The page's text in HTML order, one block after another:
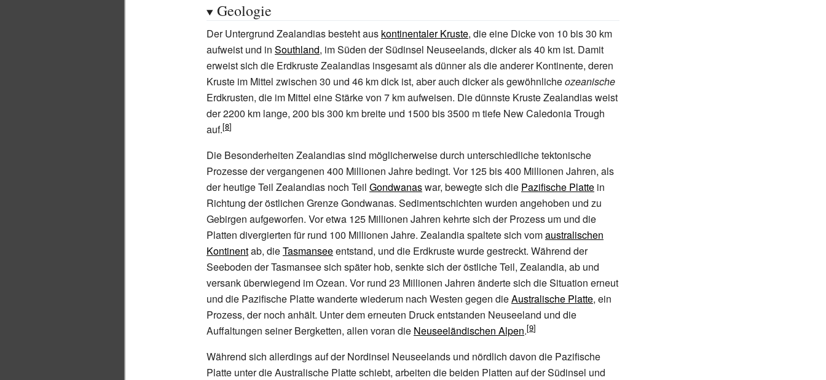
Geologie
Der Untergrund Zealandias besteht aus kontinentaler Kruste, die eine Dicke von 10 bis 30 km
aufweist und in Southland, im Süden der Südinsel Neuseelands, dicker als 40 km ist. Damit
erweist sich die Erdkruste Zealandias insgesamt als dünner als die anderer Kontinente, deren
Kruste im Mittel zwischen 30 und 46 km dick ist, aber auch dicker als gewöhnlicheozeanische
Erdkrusten, die im Mittel eine Stärke von 7 km aufweisen. Die dünnste Kruste Zealandias weist
der 2200 km lange, 200 bis 300 km breite und 1500 bis 3500 m tiefe New Caledonia Trough
auf.
Die Besonderheiten Zealandias sind möglicherweise durch unterschiedliche tektonische
Prozesse der vergangenen 400 Millionen Jahre bedingt. Vor 125 bis 400 Millionen Jahren, als
der heutige Teil Zealandias noch Teil Gondwanaswar, bewegte sich die Pazifische Platte in
Richtung der östlichen Grenze Gondwanas. Sedimentschichten wurden angehoben und zu
Gebirgen aufgeworfen. Vor etwa 125 Millionen Jahren kehrte sich der Prozess um und die
Platten divergierten für rund 100 Millionen Jahre. Zealandia spaltete sich vomaustralischen
Kontinentab, dieTasmanseeentstand, und die Erdkruste wurde gestreckt. Während der
Seeboden der Tasmansee sich später hob, senkte sich der östliche Teil, Zealandia, ab und
versank überwiegend im Ozean. Vor rund 23 Millionen Jahren änderte sich die Situation erneut
und die Pazifische Platte wanderte wiederum nach Westen gegen dieAustralische Platte, ein
Prozess, der noch anhält. Unter dem erneuten Druck entstanden Neuseeland und die
Auffaltungen seiner Bergketten, allen voran die Neuseeländischen Alpen.
Während sich allerdings auf der Nordinsel Neuseelands und nördlich davon die Pazifische
Platte unter die Australische Platte schiebt, arbeiten die beiden Platten auf der Südinsel und